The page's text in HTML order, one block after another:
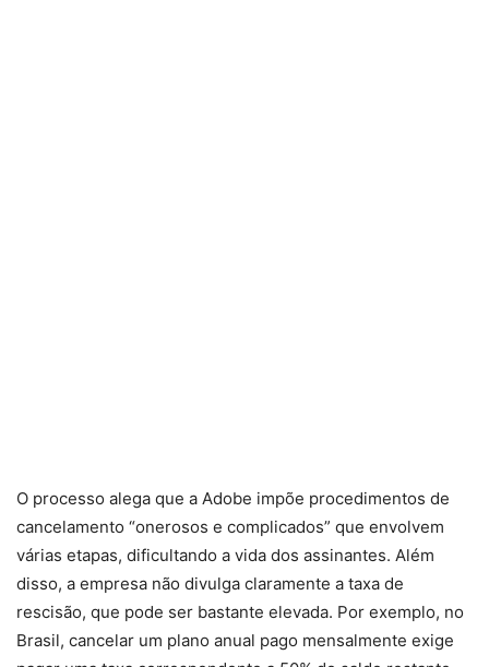
O processo alega que a Adobe impõe procedimentos de
cancelamento “onerosos e complicados” que envolvem
várias etapas, dificultando a vida dos assinantes. Além
disso, a empresa não divulga claramente a taxa de
rescisão, que pode ser bastante elevada. Por exemplo, no
Brasil, cancelar um plano anual pago mensalmente exige